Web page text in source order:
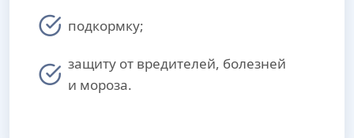
подкормку;
защиту от вредителей, болезней
и мороза.